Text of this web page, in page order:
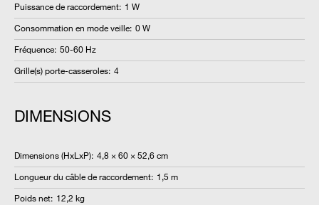
Puissance de raccordement: 1 W
Consommation en mode veille: 0 W
Fréquence: 50-60 Hz
Grille(s) porte-casseroles: 4
DIMENSIONS
Dimensions (HxLxP): 4,8 × 60 × 52,6 cm
Longueur du câble de raccordement: 1,5 m
Poids net: 12,2 kg